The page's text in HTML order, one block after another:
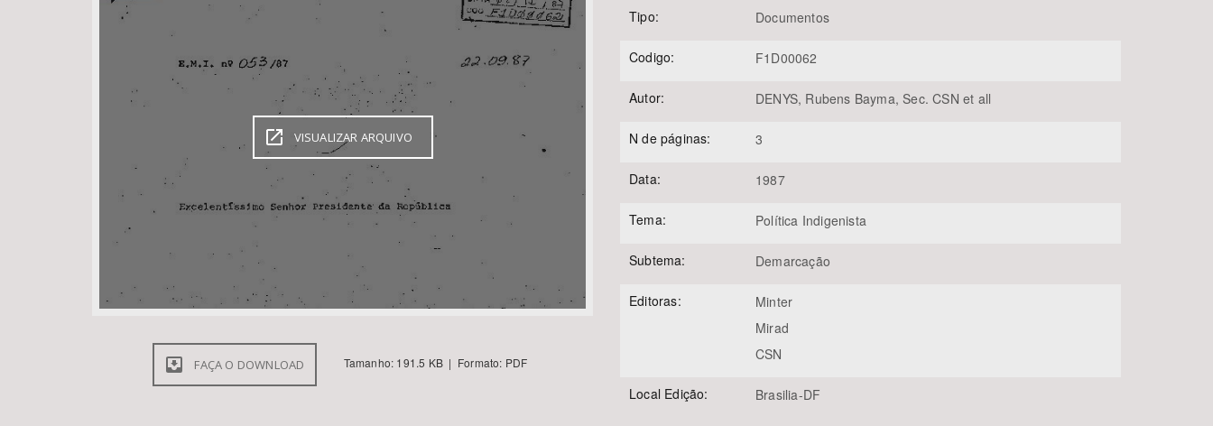
Área de Levantamento
VISUALIZAR ARQUIVO
FAÇA O DOWNLOAD Tamanho: 191.5 KB | Formato: PDF
Tipo: Documentos
Codigo: F1D00062
Autor: DENYS, Rubens Bayma, Sec. CSN et all
N de páginas: 3
Data: 1987
Tema: Política Indigenista
Subtema: Demarcação
Editoras:
Minter
Mirad
CSN
Local Edição: Brasilia-DF